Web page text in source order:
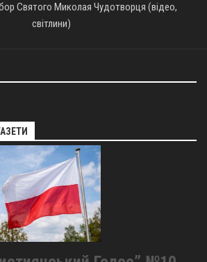
Святого Миколая Чудотворця (відео,
світлини)